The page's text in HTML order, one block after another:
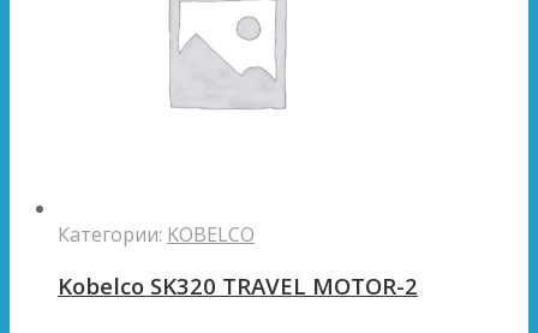
Категории: KOBELCO
Kobelco SK320 TRAVEL MOTOR-2